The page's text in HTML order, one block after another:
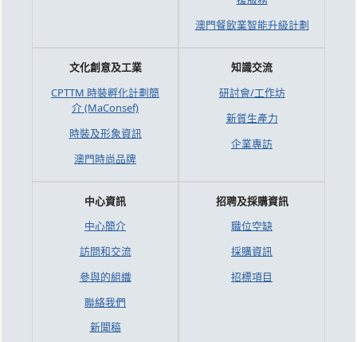
澳門餐飲業智能升級計劃
文化創意及工業
CPTTM 時裝孵化計劃簡
介 (MaConsef)
時裝及形象資訊
澳門時尚品牌
知識交流
研討會/工作坊
新質生產力
企業專訪
中心資訊
中心簡介
訪問和交流
參與的組織
聯絡我們
新聞稿
招聘及採購資訊
職位空缺
採購資訊
招標項目